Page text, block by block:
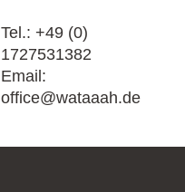
Tel.: +49 (0)
1727531382
Email:
office@wataaah.de